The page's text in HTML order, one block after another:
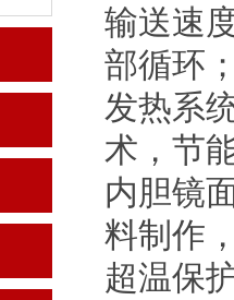
输送速
部循环
发热系
术，节
内胆镜
料制作
超温保